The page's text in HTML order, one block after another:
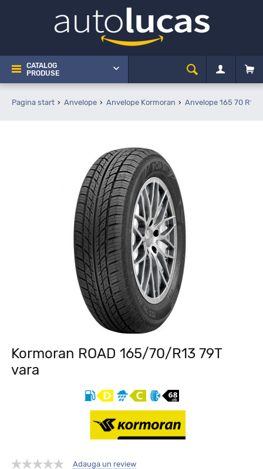
CATALOG
PRODUSE
Pagina start Anvelope Anvelope Kormoran Anvelope 165 70 R13
Kormoran ROAD 165/70/R13 79T
vara
Adauga un review